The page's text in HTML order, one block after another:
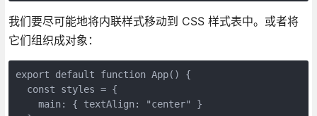
我们要尽可能地将内联样式移动到 CSS 样式表中。或者将
它们组织成对象：
export default function App() {
  const styles = {
    main: { textAlign: "center" }